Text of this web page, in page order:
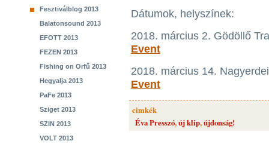
Fesztiválblog 2013
Balatonsound 2013
EFOTT 2013
FEZEN 2013
Fishing on Orfű 2013
Hegyalja 2013
PaFe 2013
Sziget 2013
SZIN 2013
VOLT 2013
Dátumok, helyszínek:
2018. március 2. Gödöllő
Event
2018. március 14.
Event
cimkék
Éva Presszó,új klip,újdonság!